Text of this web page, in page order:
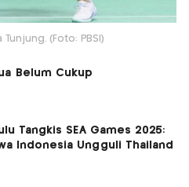
Tunjung. (Foto: PBSI)
Belum Cukup
Tangkis SEA Games 2025:
Indonesia Ungguli Thailand